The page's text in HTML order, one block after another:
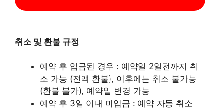
취소 및 환불 규정
예약 후 입금된 경우 : 예약일 2일전까지 취
소 가능 (전액 환불), 이후에는 취소 불가능
(환불 불가), 예약일 변경 가능
예약 후 3일 이내 미입금 : 예약 자동 취소